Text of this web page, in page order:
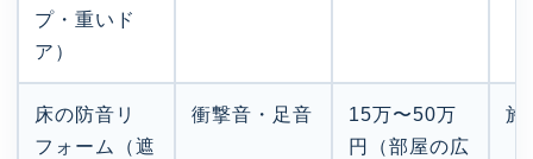
プ・重いド
ア）
床の防音リ
フォーム（遮
衝撃音・足音
15万〜50万
円（部屋の広
施